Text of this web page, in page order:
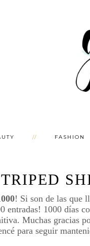
FASHION
! Si son de las que
entradas! 1000 días
Muchas gracias
para seguir